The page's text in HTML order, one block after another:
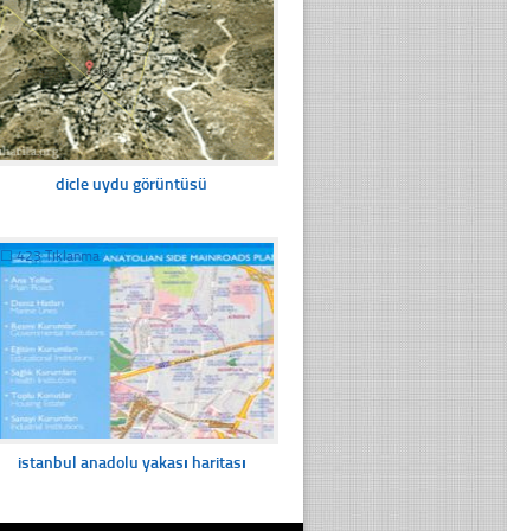
dicle uydu görüntüsü
☐423 Tıklanma
istanbul anadolu yakası haritası